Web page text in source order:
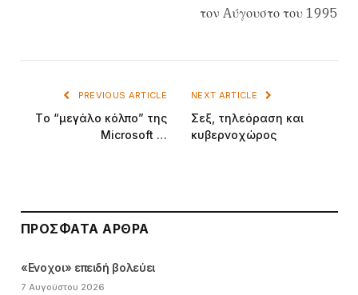
τον Aύγουστο του 1995
PREVIOUS ARTICLE
Tο “μεγάλο κόλπο” της
Microsoft …
NEXT ARTICLE
Σεξ, τηλεόραση και
κυβερνοχώρος
ΠΡΌΣΦΑΤΑ ΆΡΘΡΑ
«Ενοχοι» επειδή βολεύει
7 Αυγούστου 2026